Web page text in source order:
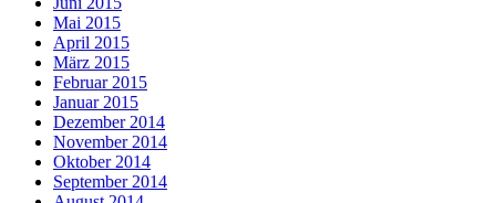
Mai 2015
April 2015
März 2015
Februar 2015
Januar 2015
Dezember 2014
November 2014
Oktober 2014
September 2014